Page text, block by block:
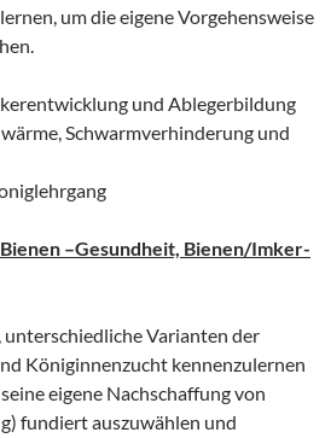
um die eigene Vorgehensweise
und Ablegerbildung
Schwarmverhinderung und
–Gesundheit, Bienen/Imker-
Varianten der
Königinnenzucht kennenzulernen
eigene Nachschaffung von
fundiert auszuwählen und